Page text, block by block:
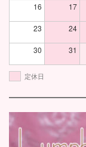
16 17
23 24
30 31
定休日